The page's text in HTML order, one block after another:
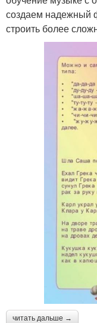
создаем надежный
строить более
читать дальше →